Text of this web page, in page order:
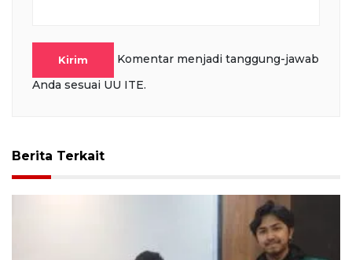
Kirim
Komentar menjadi tanggung-jawab
Anda sesuai UU ITE.
Berita Terkait